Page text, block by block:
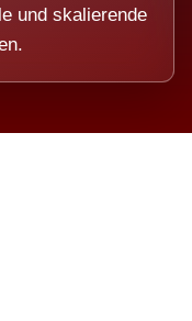
und skalierende